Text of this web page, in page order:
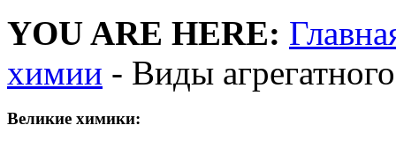
YOU ARE HERE:
химии - Виды
Великие химики: